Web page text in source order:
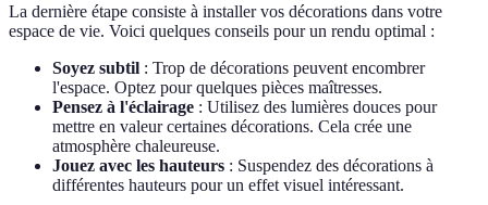
La dernière étape consiste à installer vos décorations dans votre
espace de vie. Voici quelques conseils pour un rendu optimal :
Soyez subtil : Trop de décorations peuvent encombrer
l'espace. Optez pour quelques pièces maîtresses.
Pensez à l'éclairage : Utilisez des lumières douces pour
mettre en valeur certaines décorations. Cela crée une
atmosphère chaleureuse.
Jouez avec les hauteurs : Suspendez des décorations à
différentes hauteurs pour un effet visuel intéressant.